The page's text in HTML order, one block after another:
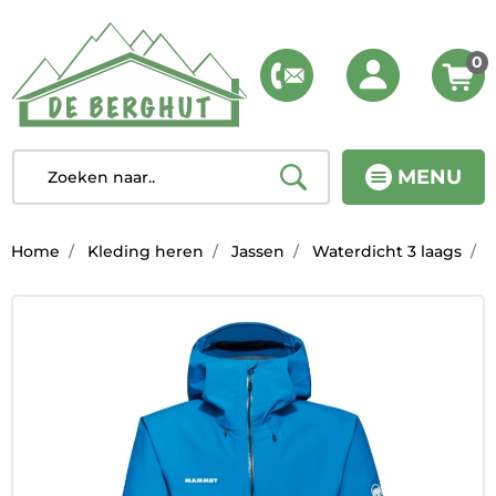
MENU
0
Home Kleding heren Jassen Waterdicht 3 laags